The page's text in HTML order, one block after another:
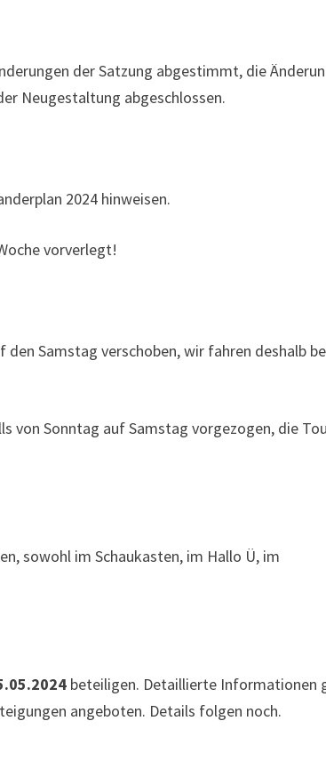
der Satzung abgestimmt, die
Neugestaltung abgeschlossen.
2024 hinweisen.
vorverlegt!
Samstag verschoben, wir fahren deshalb
von Sonntag auf Samstag vorgezogen, die
sowohl im Schaukasten, im Hallo Ü, im
beteiligen. Detaillierte Informationen
angeboten. Details folgen noch.